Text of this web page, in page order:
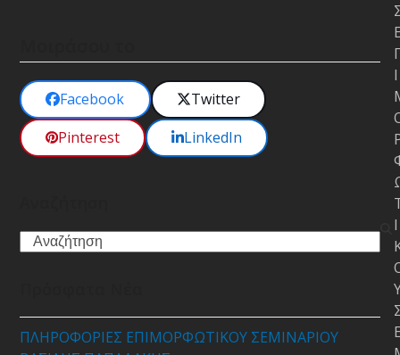
Facebook
Twitter
Pinterest
LinkedIn
Search
ΠΛΗΡΟΦΟΡΙΕΣ ΕΠΙΜΟΡΦΩΤΙΚΟΥ ΣΕΜΙΝΑΡΙΟΥ
Ι
Ι